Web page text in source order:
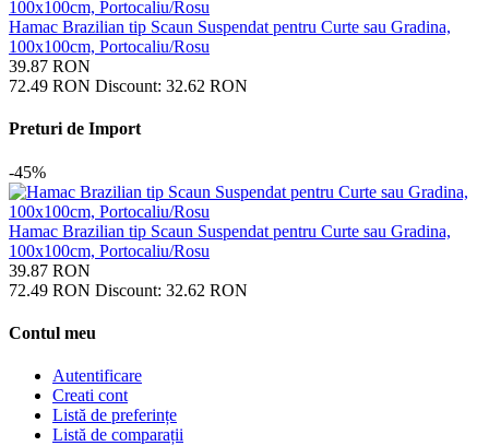
Hamac Brazilian tip Scaun Suspendat pentru Curte sau Gradina,
100x100cm, Portocaliu/Rosu
39.87 RON
72.49 RON Discount: 32.62 RON
Preturi de Import
-45%
Hamac Brazilian tip Scaun Suspendat pentru Curte sau Gradina,
100x100cm, Portocaliu/Rosu
39.87 RON
72.49 RON Discount: 32.62 RON
Contul meu
Autentificare
Creati cont
Listă de preferințe
Listă de comparații